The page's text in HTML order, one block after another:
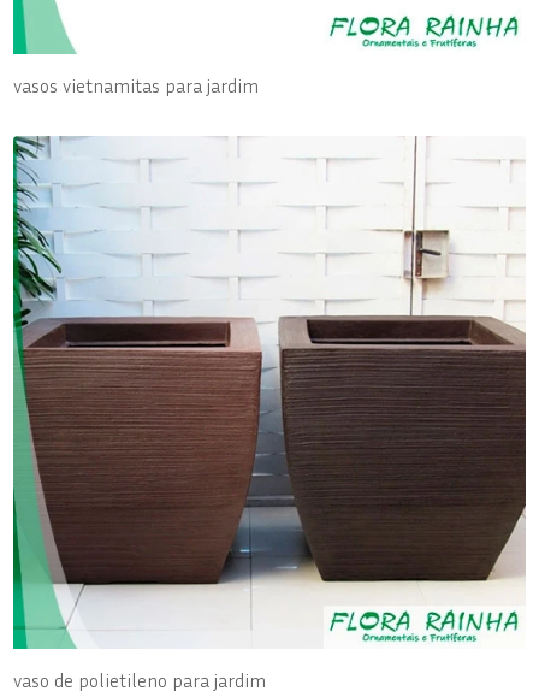
vasos vietnamitas para jardim
vaso de polietileno para jardim